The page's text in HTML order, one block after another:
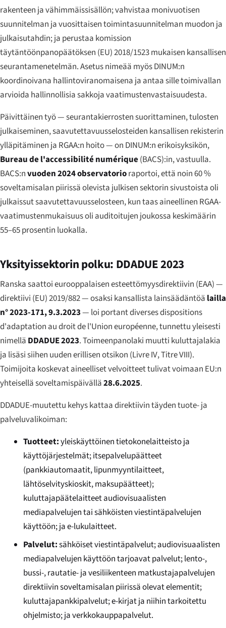
rakenteen ja vähimmäissisällön; vahvistaa monivuotisen
suunnitelman ja vuosittaisen toimintasuunnitelman muodon ja
julkaisutahdin; ja perustaa komission
täytäntöönpanopäätöksen (EU) 2018/1523 mukaisen kansallisen
seurantamenetelmän. Asetus nimeää myös DINUM:n
koordinoivana hallintoviranomaisena ja antaa sille toimivallan
arvioida hallinnollisia sakkoja vaatimustenvastaisuudesta.
Päivittäinen työ — seurantakierrosten suorittaminen, tulosten
julkaiseminen, saavutettavuusselosteiden kansallisen rekisterin
ylläpitäminen ja RGAA:n hoito — on DINUM:n erikoisyksikön,
Bureau de l'accessibilité numérique(BACS):in, vastuulla.
BACS:nvuoden 2024 observatorioraportoi, että noin 60 %
soveltamisalan piirissä olevista julkisen sektorin sivustoista oli
julkaissut saavutettavuusselosteen, kun taas aineellinen RGAA-
vaatimustenmukaisuus oli auditoitujen joukossa keskimäärin
55–65 prosentin luokalla.
Yksityissektorin polku: DDADUE 2023
Ranska saattoi eurooppalaisen esteettömyysdirektiivin (EAA) —
direktiivi (EU) 2019/882 — osaksi kansallista lainsäädäntöä lailla
n° 2023-171, 9.3.2023— loi portant diverses dispositions
d'adaptation au droit de l'Union européenne, tunnettu yleisesti
nimellä DDADUE 2023. Toimeenpanolaki muutti kuluttajalakia
ja lisäsi siihen uuden erillisen otsikon (Livre IV,Titre VIII).
Toimijoita koskevat aineelliset velvoitteet tulivat voimaan EU:n
yhteisellä soveltamispäivällä28.6.2025.
DDADUE-muutettu kehys kattaa direktiivin täyden tuote- ja
palveluvalikoiman:
Tuotteet:yleiskäyttöinen tietokonelaitteisto ja
käyttöjärjestelmät; itsepalvelupäätteet
(pankkiautomaatit, lipunmyyntilaitteet,
lähtöselvityskioskit, maksupäätteet);
kuluttajapäätelaitteet audiovisuaalisten
mediapalvelujen tai sähköisten viestintäpalvelujen
käyttöön; ja e-lukulaitteet.
Palvelut:sähköiset viestintäpalvelut; audiovisuaalisten
mediapalvelujen käyttöön tarjoavat palvelut; lento-,
bussi-, rautatie- ja vesiliikenteen matkustajapalvelujen
direktiivin soveltamisalan piirissä olevat elementit;
kuluttajapankkipalvelut; e-kirjat ja niihin tarkoitettu
ohjelmisto; ja verkkokauppapalvelut.